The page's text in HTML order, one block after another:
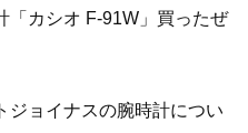
「カシオ F-91W」買ったぜ
ジョイナスの腕時計につい